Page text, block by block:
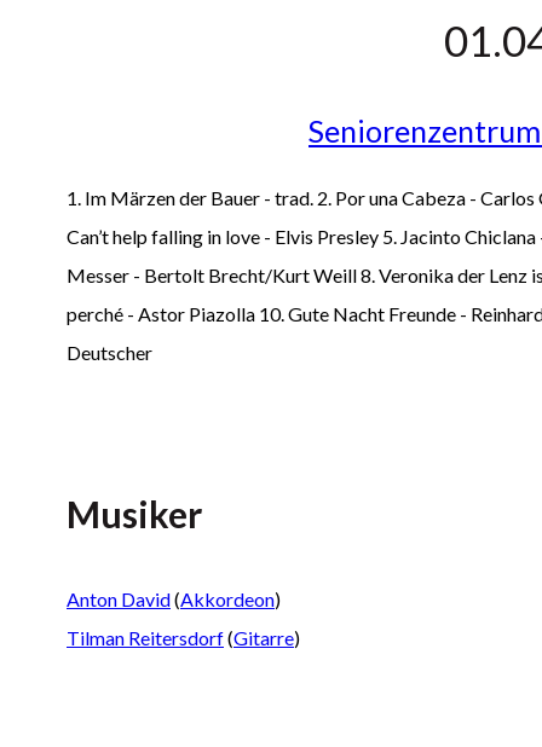
1. Im Märzen der Bauer - trad. 2. Por una Cabeza -
Can’t help falling in love - Elvis Presley 5. Jacinto
Messer - Bertolt Brecht/Kurt Weill 8. Veronika der Lenz
perché - Astor Piazolla 10. Gute Nacht Freunde -
Deutscher
Musiker
Anton David(Akkordeon)
Tilman Reitersdorf(Gitarre)